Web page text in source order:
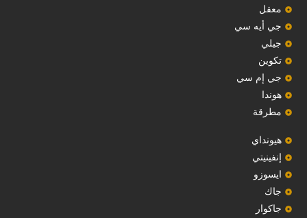
معقل
‏جي أيه سي‏
جيلي
‏تكوين‏
جي إم سي
هوندا
مطرقة
هيونداي
إنفينيتي
‏ايسوزو‏
‏جاك‏
جاكوار